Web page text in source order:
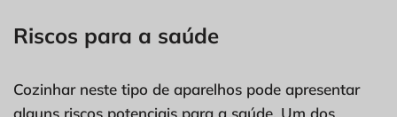
Riscos para a saúde
Cozinhar neste tipo de aparelhos pode apresentar